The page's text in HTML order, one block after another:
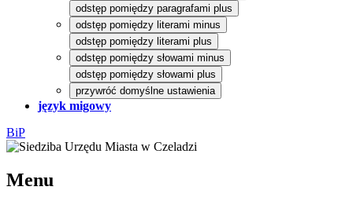
odstęp pomiędzy paragrafami plus
odstęp pomiędzy literami minus
odstęp pomiędzy literami plus
odstęp pomiędzy słowami minus
odstęp pomiędzy słowami plus
przywróć domyślne ustawienia
język migowy
BiP
Menu